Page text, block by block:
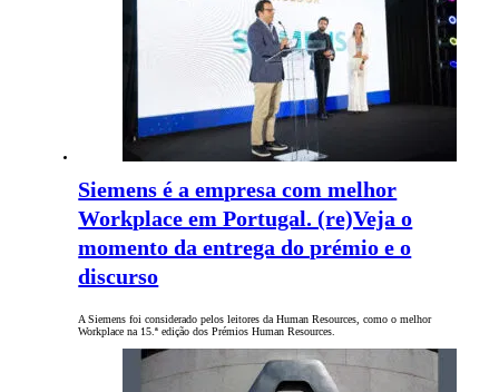
Siemens é a empresa com melhor
Workplace em Portugal. (re)Veja o
momento da entrega do prémio e o
discurso
A Siemens foi considerado pelos leitores da Human Resources, como o melhor
Workplace na 15.ª edição dos Prémios Human Resources.